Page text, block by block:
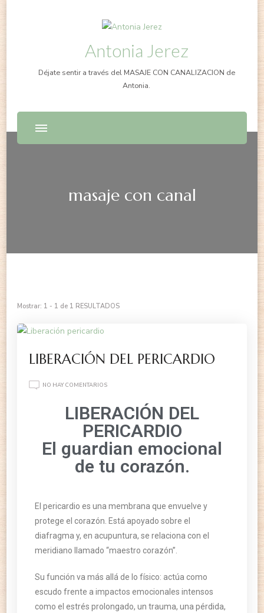
Antonia Jerez
Déjate sentir a través del MASAJE CON CANALIZACION de
Antonia.
masaje con canal
Mostrar: 1 - 1 de 1 RESULTADOS
LIBERACIÓN DEL PERICARDIO
NO HAY COMENTARIOS
LIBERACIÓN DEL
PERICARDIO
El guardian emocional
de tu corazón.
El pericardio es una membrana que envuelve y
protege el corazón. Está apoyado sobre el
diafragma y, en acupuntura, se relaciona con el
meridiano llamado “maestro corazón”.
Su función va más allá de lo físico: actúa como
escudo frente a impactos emocionales intensos
como el estrés prolongado, un trauma, una pérdida,